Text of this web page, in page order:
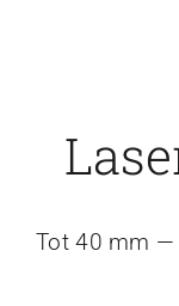
Tot 40 mm —